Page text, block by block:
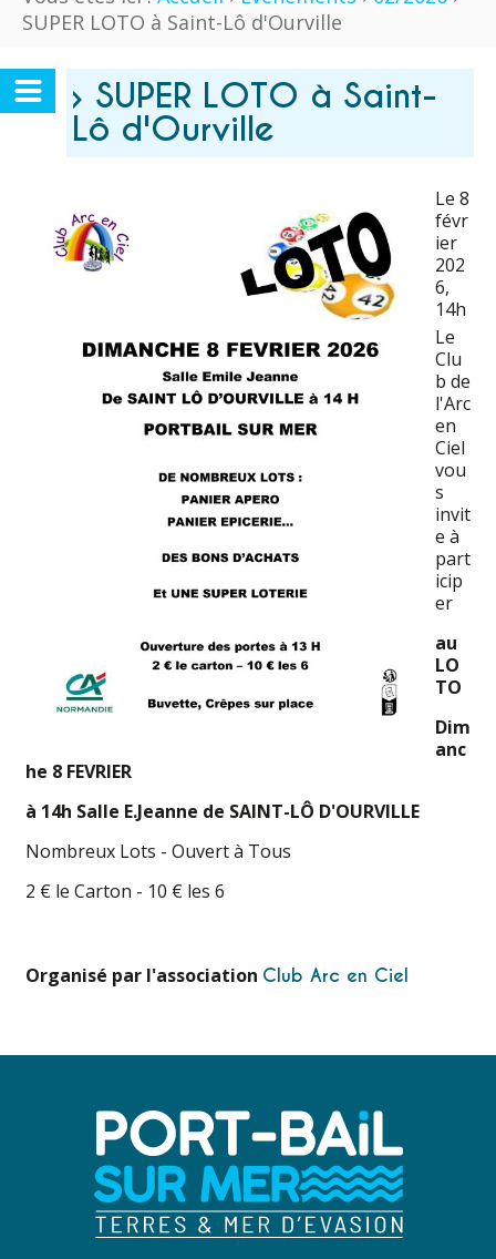
SUPER LOTO à Saint-Lô d'Ourville
› SUPER LOTO à Saint-
Lô d'Ourville
Le 8
févr
ier
202
6,
14h
Le
Clu
b de
l'Arc
en
Ciel
vou
s
invit
e à
part
icip
er
au
LO
TO
Dim
anc
he 8 FEVRIER
à 14h Salle E.Jeanne de SAINT-LÔ D'OURVILLE
Nombreux Lots - Ouvert à Tous
2 € le Carton - 10 € les 6
Organisé par l'association Club Arc en Ciel